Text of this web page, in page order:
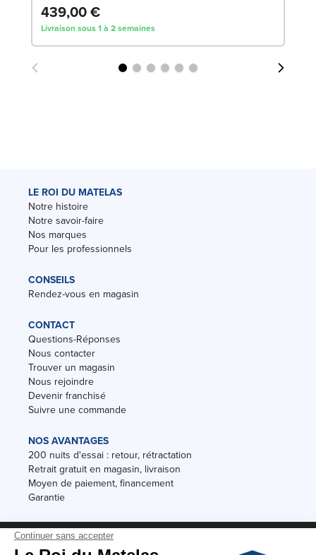
439,00 €
Livraison sous 1 à 2 semaines
LE ROI DU MATELAS
Notre histoire
Notre savoir-faire
Nos marques
Pour les professionnels
CONSEILS
Rendez-vous en magasin
CONTACT
Questions-Réponses
Nous contacter
Trouver un magasin
Nous rejoindre
Devenir franchisé
Suivre une commande
NOS AVANTAGES
200 nuits d'essai : retour, rétractation
Retrait gratuit en magasin, livraison
Moyen de paiement, financement
Garantie
Conditions des offres